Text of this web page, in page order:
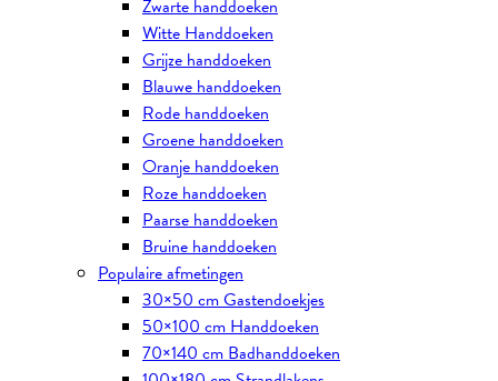
Zwarte handdoeken
Witte Handdoeken
Grijze handdoeken
Blauwe handdoeken
Rode handdoeken
Groene handdoeken
Oranje handdoeken
Roze handdoeken
Paarse handdoeken
Bruine handdoeken
Populaire afmetingen
30×50 cm Gastendoekjes
50×100 cm Handdoeken
70×140 cm Badhanddoeken